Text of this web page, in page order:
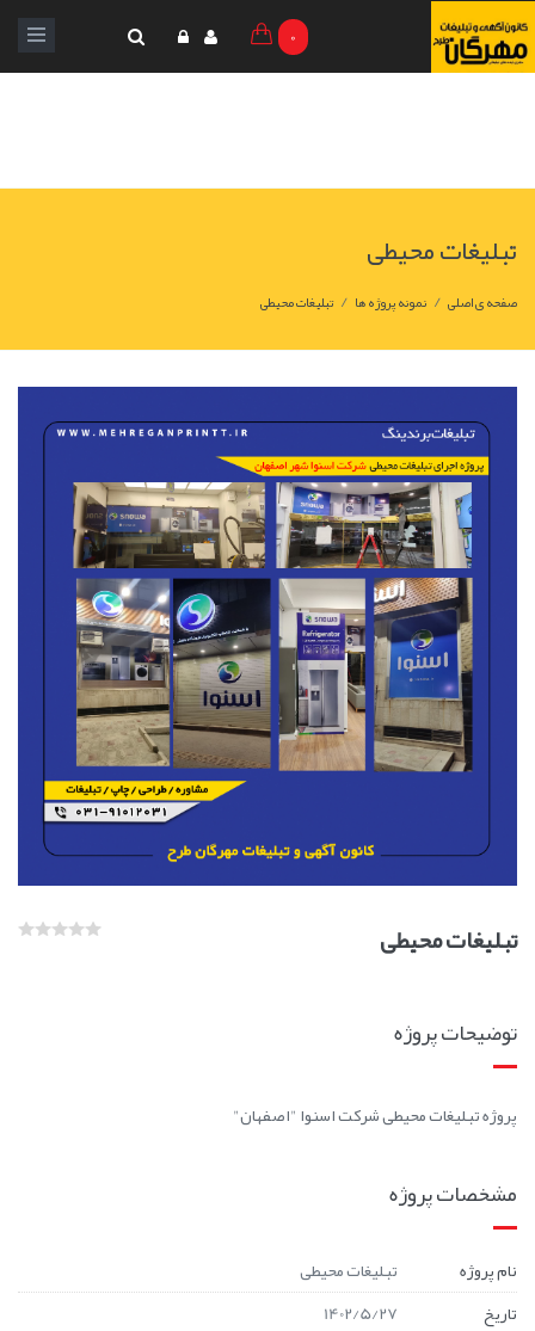
0
تبلیغات محیطی
صفحه ی اصلی / نمونه پروژه ها /تبلیغات محیطی
تبلیغات محیطی
توضیحات پروژه
پروژه تبلیغات محیطی شرکت اسنوا "اصفهان"
مشخصات پروژه
نام پروژه
تبلیغات محیطی
تاریخ
1402/5/27